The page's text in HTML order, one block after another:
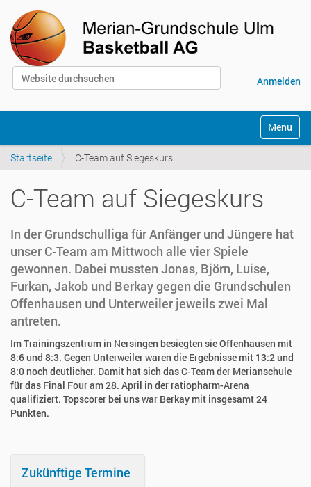
Website durchsuchen
Anmelden
k
Toggle
Startseite C-Team auf Siegeskurs
C-Team auf Siegeskurs
In der Grundschulliga für Anfänger und Jüngere hat
unser C-Team am Mittwoch alle vier Spiele
gewonnen. Dabei mussten Jonas, Björn, Luise,
Furkan, Jakob und Berkay gegen die Grundschulen
Offenhausen und Unterweiler jeweils zwei Mal
antreten.
Im Trainingszentrum in Nersingen besiegten sie Offenhausen mit
8:6 und 8:3. Gegen Unterweiler waren die Ergebnisse mit 13:2 und
8:0 noch deutlicher. Damit hat sich das C-Team der Merianschule
für das Final Four am 28. April in der ratiopharm-Arena
qualifiziert. Topscorer bei uns war Berkay mit insgesamt 24
Punkten.
Zukünftige Termine